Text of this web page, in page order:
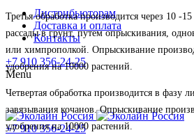
Дистрибьюторам
Доставка и оплата
Контакты
+7 910 356-24-25
Menu
+7 910356-24-25
Третья обработка производится через 10 -
рассады в грунт, путем опрыскивания,
или химпрополкой. Опрыскивание
удобрения на 10000 растений.
Четвертая обработка производится в фазу
завязывания кочанов. Опрыскивание
удобрения на 10000 растений.